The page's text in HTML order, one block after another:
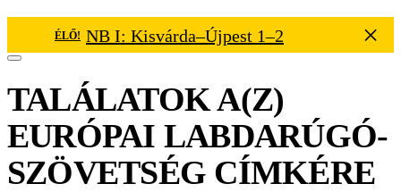
ÉLŐ! NB I: Kisvárda–Újpest 1–2
TALÁLATOK A(Z)
EURÓPAI LABDARÚGÓ-
SZÖVETSÉG CÍMKÉRE